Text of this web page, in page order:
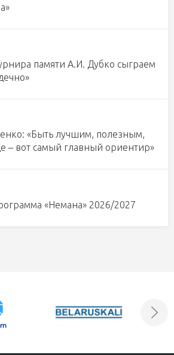
памяти А.И. Дубко сыграем
«Быть лучшим, полезным,
– вот самый главный ориентир»
«Немана» 2026/2027